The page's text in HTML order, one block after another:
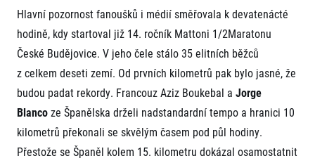
Mobilní aplikace RunCzech
Stáhněte si mobilní aplikaci RunCzech.
Individuální trénink
Skupinové tréninky
Firemní tréninky
Masáže
Hlavní pozornost fanoušků i médií směřovala k devatenácté
hodině, kdy startoval již 14. ročník Mattoni 1/2Maratonu
České Budějovice. V jeho čele stálo 35 elitních běžců
z celkem deseti zemí. Od prvních kilometrů pak bylo jasné, že
budou padat rekordy. Francouz Aziz Boukebal a Jorge
Blancoze Španělska drželi nadstandardní tempo a hranici 10
kilometrů překonali se skvělým časem pod půl hodiny.
Přestože se Španěl kolem 15. kilometru dokázal osamostatnit